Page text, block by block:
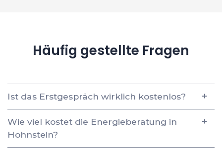
Häufig gestellte Fragen
Ist das Erstgespräch wirklich kostenlos?
Wie viel kostet die Energieberatung in
Hohnstein?